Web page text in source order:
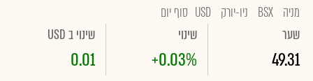
מניה BSX ניו-יורק USD סוף יום
שער
49.31
שינוי
+0.03%
שינוי ב USD
0.01